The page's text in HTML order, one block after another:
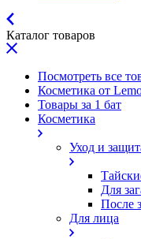
Каталог товаров
Посмотреть все
Косметика от
Товары за 1 бат
Косметика
Уход и
Для
После
Для лица